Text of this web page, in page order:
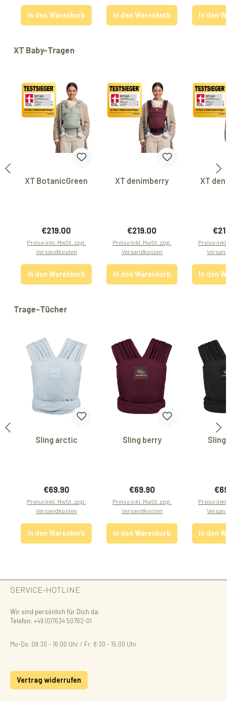
In den Warenkorb In den Warenkorb In den
Produktgalerie überspringen
XT Baby-Tragen
XT BotanicGreen
Regulärer Preis:
€219.00
Preise inkl. MwSt. zzgl.
Versandkosten
In den Warenkorb
XT denimberry
Regulärer Preis:
€219.00
Preise inkl. MwSt. zzgl.
Versandkosten
In den Warenkorb
XT
Preise
In den
Produktgalerie überspringen
Trage-Tücher
Sling arctic
Regulärer Preis:
€69.90
Preise inkl. MwSt. zzgl.
Versandkosten
In den Warenkorb
Sling berry
Regulärer Preis:
€69.90
Preise inkl. MwSt. zzgl.
Versandkosten
In den Warenkorb
Preise
In den
SERVICE-HOTLINE
Wir sind persönlich für Dich da:
Telefon: +49 (0)7634 50762-01
Mo-Do: 08:30 - 16:00 Uhr / Fr: 8:30 - 15.00 Uhr
Vertrag widerrufen